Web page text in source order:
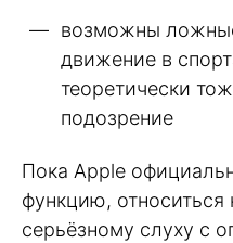
возможны
движение в
теоретически
подозрение
Пока Apple
функцию, относиться
серьёзному слуху с